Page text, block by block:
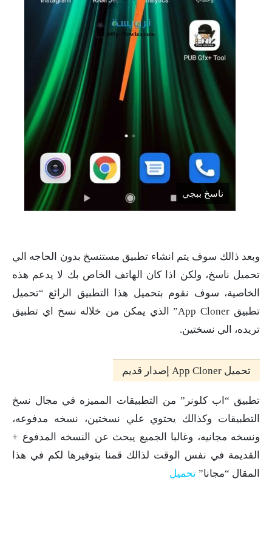
ناسخ ببجي
وبعد ذالك سوف يتم انشاء تطبيق مستنسخ بدون الحاجه الي
تحميل ناسخ، ولكن اذا كان الهاتف الخاص بك لا يدعم هذه
الخاصية، سوف نقوم بتحميل هذا التطبيق الرائع “تحميل
تطبيق App Cloner” الذي يمكن من خلاله نسخ اي تطبيق
تريده، الي نسختين.
تحميل App Cloner إصدار قديم
تطبيق “اب كلونر” من التطبيقات المميزه في مجال نسخ
التطبيقات وكذالك يحتوي علي نسختين، نسخه مدفوعه،
ونسخه مجانيه، وغالبا الجميع يبحث عن النسخه المدفوع +
القديمة في نفس الوقت لذالك قمنا بتوفيرها لكم في هذا
المقال “مجانا” تحميل